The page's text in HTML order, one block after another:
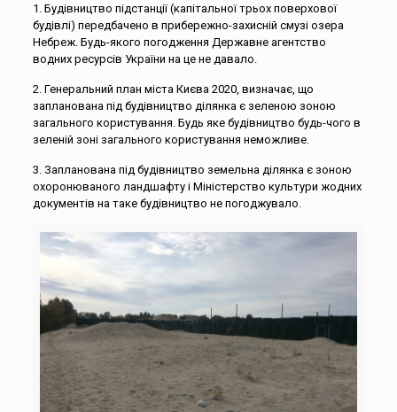
1. Будівництво підстанції (капітальної трьох поверхової
будівлі) передбачено в прибережно-захисній смузі озера
Небреж. Будь-якого погодження Державне агентство
водних ресурсів України на це не давало.
2. Генеральний план міста Києва 2020, визначає, що
запланована під будівництво ділянка є зеленою зоною
загального користування. Будь яке будівництво будь-чого в
зеленій зоні загального користування неможливе.
3. Запланована під будівництво земельна ділянка є зоною
охоронюваного ландшафту і Міністерство культури жодних
документів на таке будівництво не погоджувало.